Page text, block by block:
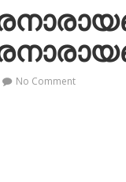
No Comment